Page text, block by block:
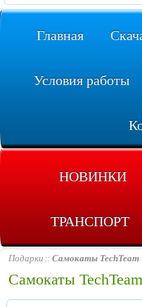
Главная
Условия работы
НОВИНКИ
ТРАНСПОРТ
Подарки Самокаты TechTeam
Самокаты